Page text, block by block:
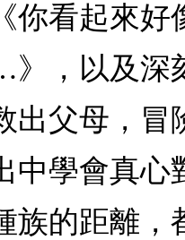
看起來
，以及深
出父母，
學會真心
的距離，